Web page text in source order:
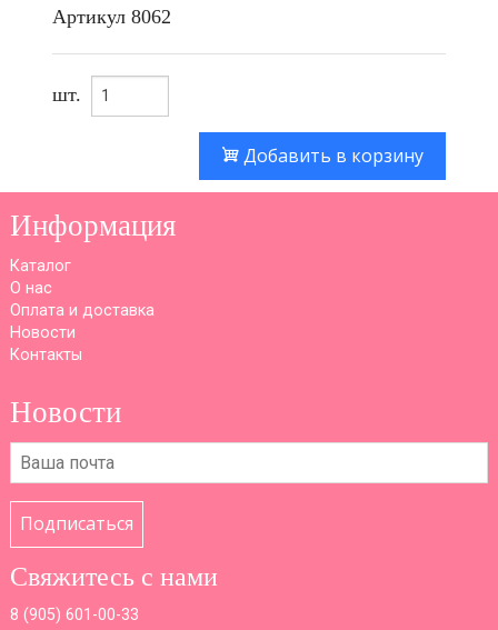
Артикул 8062
шт.
Добавить в корзину
Информация
Каталог
О нас
Оплата и доставка
Новости
Контакты
Новости
Подписаться
Свяжитесь с нами
8 (905) 601-00-33